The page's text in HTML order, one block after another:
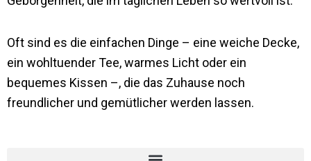
Oft sind es die einfachen Dinge – eine weiche Decke,
ein wohltuender Tee, warmes Licht oder ein
bequemes Kissen –, die das Zuhause noch
freundlicher und gemütlicher werden lassen.